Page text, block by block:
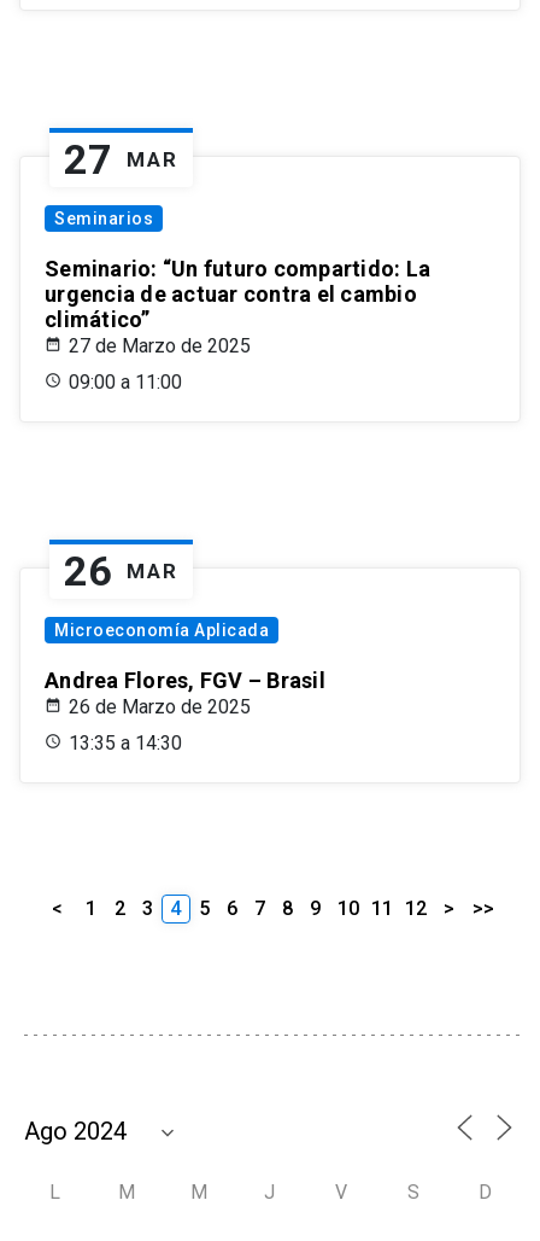
27 MAR
Seminarios
Seminario: “Un futuro compartido: La
urgencia de actuar contra el cambio
climático”
27 de Marzo de 2025
09:00 a 11:00
26 MAR
Microeconomía Aplicada
Andrea Flores, FGV – Brasil
26 de Marzo de 2025
13:35 a 14:30
< 1 2 3 4 5 6 7 8 9 10 11 12 > >>
L M M J V S D